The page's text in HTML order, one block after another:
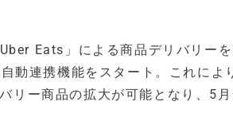
Eats」による商品デリバリー
動連携機能をスタート。これによ
リー商品の拡大が可能となり、5